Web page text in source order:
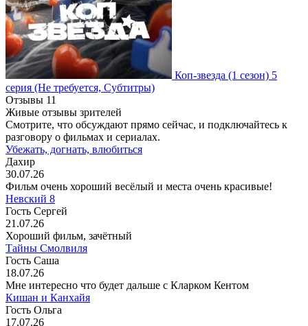
Коп-звезда (1 сезон) 5
серия (Не требуется, Субтитры)
Отзывы 11
Живые отзывы зрителей
Смотрите, что обсуждают прямо сейчас, и подключайтесь к
разговору о фильмах и сериалах.
Убежать, догнать, влюбиться
Дахир
30.07.26
Фильм очень хороший весёлый и места очень красивые!
Невский 8
Гость Сергей
21.07.26
Хороший фильм, зачётный
Тайны Смолвиля
Гость Саша
18.07.26
Мне интересно что будет дальше с Кларком Кентом
Кишан и Канхайя
Гость Ольга
17.07.26